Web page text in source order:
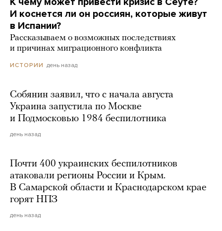
И коснется ли он россиян, которые живут
в Испании?
Рассказываем о возможных последствиях
и причинах миграционного конфликта
ИСТОРИИ день назад
Собянин заявил, что с начала августа
Украина запустила по Москве
и Подмосковью 1984 беспилотника
день назад
Почти 400 украинских беспилотников
атаковали регионы России и Крым.
В Самарской области и Краснодарском крае
горят НПЗ
день назад